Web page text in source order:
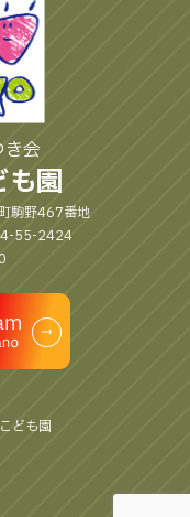
き会
も園
駒野467番地
55-2424
ども園